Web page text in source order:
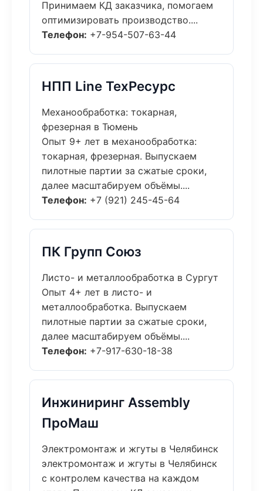
Принимаем КД заказчика, помогаем
оптимизировать производство....
Телефон: +7-954-507-63-44
НПП Line ТехРесурс
Механообработка: токарная,
фрезерная в Тюмень
Опыт 9+ лет в механообработка:
токарная, фрезерная. Выпускаем
пилотные партии за сжатые сроки,
далее масштабируем объёмы....
Телефон: +7 (921) 245-45-64
ПК Групп Союз
Листо- и металлообработка в Сургут
Опыт 4+ лет в листо- и
металлообработка. Выпускаем
пилотные партии за сжатые сроки,
далее масштабируем объёмы....
Телефон: +7-917-630-18-38
Инжиниринг Assembly
ПроМаш
Электромонтаж и жгуты в Челябинск
электромонтаж и жгуты в Челябинск
с контролем качества на каждом